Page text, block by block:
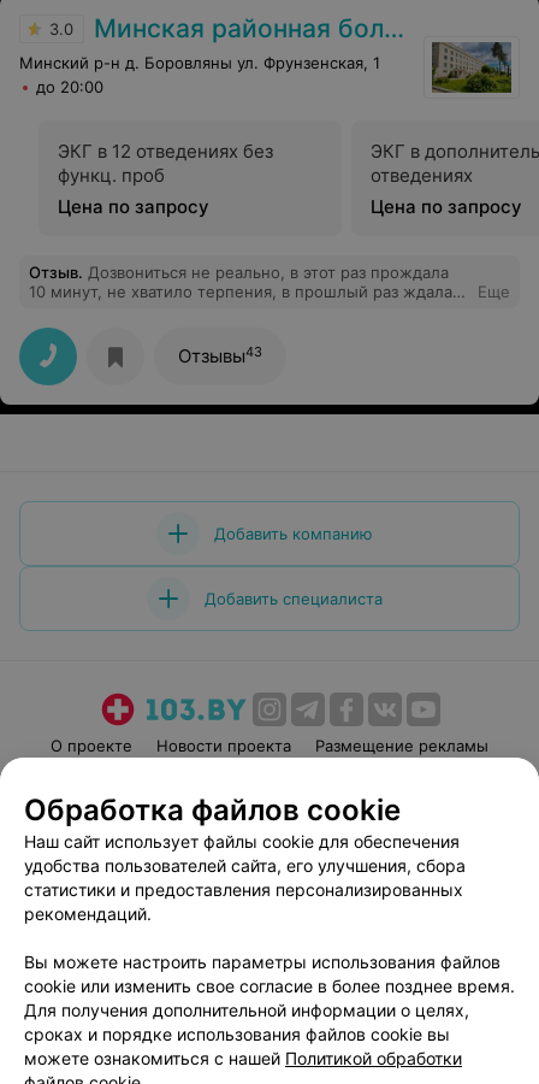
3.0 Минская районная больница
Минский р-н д. Боровляны ул. Фрунзенская, 1
до 20:00
ЭКГ в 12 отведениях без
функц. проб
Цена по запросу
ЭКГ в
отведениях
Цена по запросу
Отзыв. Дозвониться не реально, в этот раз прождала
10 минут, не хватило терпения, в прошлый раз ждала
Ужасно
Еще
Отзывы43
Добавить компанию
Добавить специалиста
О проекте Новости проекта
Размещение рекламы
Пользовательское соглашение
Способы оплаты
Вакансии
Партнеры
Написать руководителю 103.by
Обработка персональных данных
Обработка файлов cookie
Наш сайт использует файлы cookie для обеспечения
удобства пользователей сайта, его улучшения, сбора
статистики и предоставления персонализированных
рекомендаций.
Вы можете настроить параметры использования файлов
cookie или изменить свое согласие в более позднее время.
Для получения дополнительной информации о целях,
сроках и порядке использования файлов cookie вы
можете ознакомиться с нашей Политикой обработки